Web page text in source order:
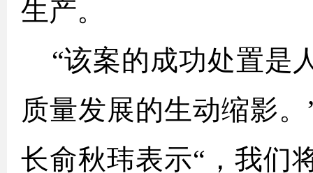
生产。
“该案的成功处置是
质量发展的生动缩影
长俞秋玮表示“，我们